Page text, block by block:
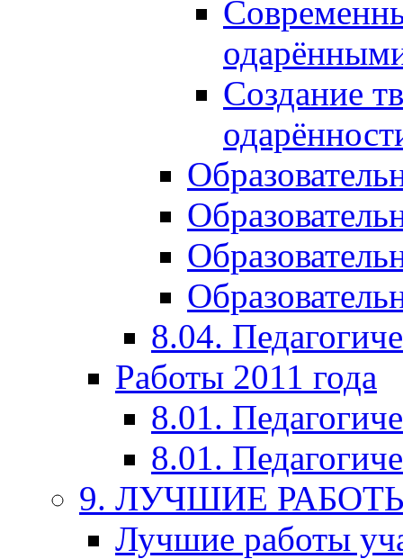
Создание
8.04.
Работы 2011 года
8.01.
8.01.
9. ЛУЧШИЕ
Лучшие работы